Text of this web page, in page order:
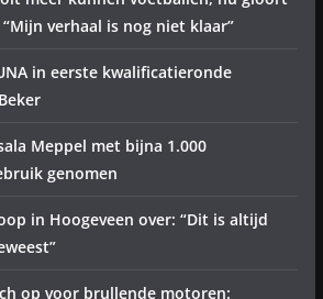
verhaal is nog niet klaar”
in eerste kwalificatieronde
Meppel met bijna 1.000
genomen
in Hoogeveen over: “Dit is altijd
op voor brullende motoren: